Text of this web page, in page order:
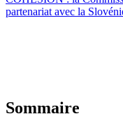
partenariat avec la
Sommaire